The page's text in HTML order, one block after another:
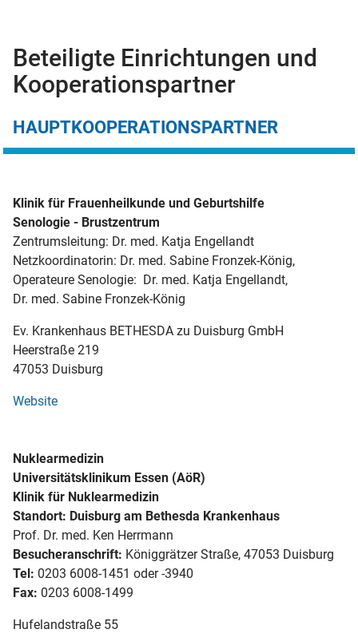
Beteiligte Einrichtungen und
Kooperationspartner
HAUPTKOOPERATIONSPARTNER
Klinik für Frauenheilkunde und Geburtshilfe
Senologie - Brustzentrum
Zentrumsleitung: Dr. med. Katja Engellandt
Netzkoordinatorin: Dr. med. Sabine Fronzek-König,
Operateure Senologie: Dr. med. Katja Engellandt,
Dr. med. Sabine Fronzek-König
Ev. Krankenhaus BETHESDA zu Duisburg GmbH
Heerstraße 219
47053 Duisburg
Website
Nuklearmedizin
Universitätsklinikum Essen (AöR)
Klinik für Nuklearmedizin
Standort: Duisburg am Bethesda Krankenhaus
Prof. Dr. med. Ken Herrmann
Besucheranschrift: Königgrätzer Straße, 47053 Duisburg
Tel: 0203 6008-1451 oder -3940
Fax: 0203 6008-1499
Hufelandstraße 55